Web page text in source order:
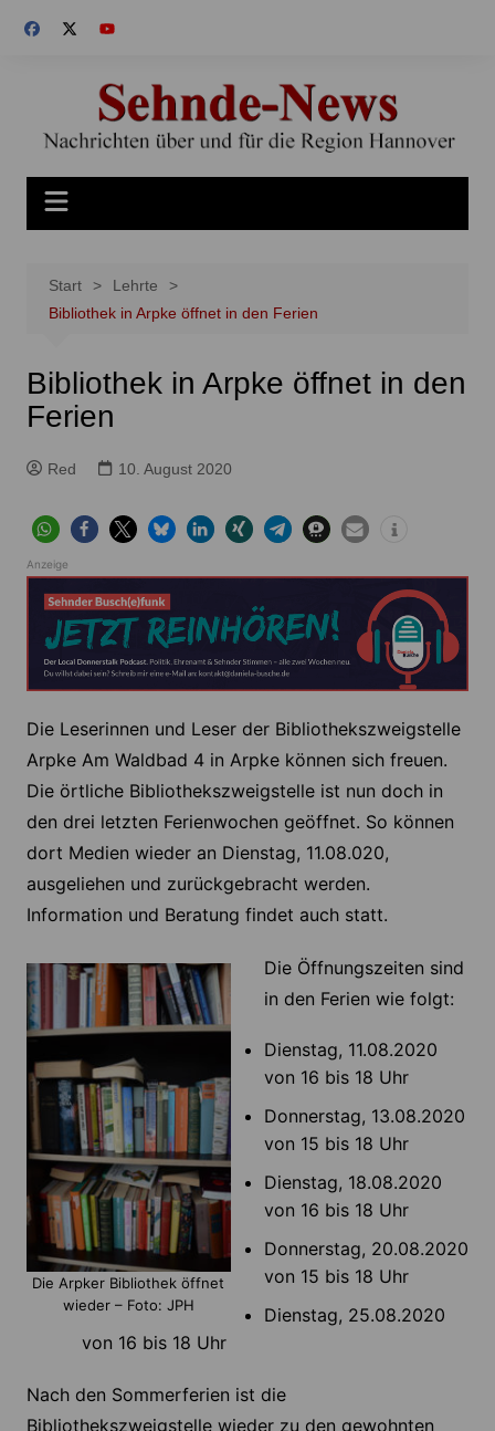
Inhalt
Start
Lehrte
Bibliothek in Arpke öffnet in den Ferien
Bibliothek in Arpke öffnet in den
Ferien
Red 10. August 2020
Anzeige
Die Leserinnen und Leser der Bibliothekszweigstelle
Arpke Am Waldbad 4 in Arpke können sich freuen.
Die örtliche Bibliothekszweigstelle ist nun doch in
den drei letzten Ferienwochen geöffnet. So können
dort Medien wieder an Dienstag, 11.08.020,
ausgeliehen und zurückgebracht werden.
Information und Beratung findet auch statt.
Die Arpker Bibliothek öffnet
wieder – Foto: JPH
Die Öffnungszeiten sind
in den Ferien wie folgt:
Dienstag, 11.08.2020
von 16 bis 18 Uhr
Donnerstag, 13.08.2020
von 15 bis 18 Uhr
Dienstag, 18.08.2020
von 16 bis 18 Uhr
Donnerstag, 20.08.2020
von 15 bis 18 Uhr
Dienstag, 25.08.2020
von 16 bis 18 Uhr
Nach den Sommerferien ist die
Bibliothekszweigstelle wieder zu den gewohnten